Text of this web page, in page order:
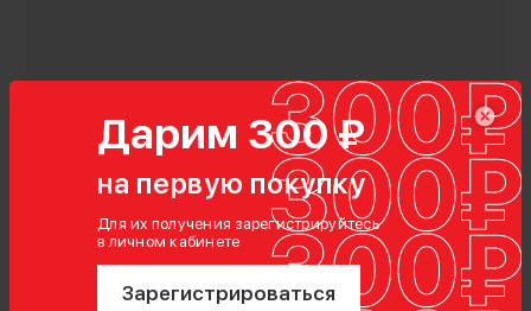
Дарим 300 ₽
на первую покупку
Для их получения зарегистрируйтесь
в личном кабинете
Зарегистрироваться
Показать полностью